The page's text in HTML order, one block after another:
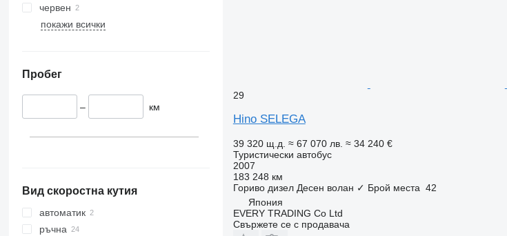
червен
покажи всички
Пробег
– км
Вид скоростна кутия
автоматик
ръчна
29
Hino SELEGA
39 320 щ.д. ≈ 67 070 лв. ≈ 34 240 €
Туристически автобус
2007
183 248 км
Гориво дизел Десен волан ✓ Брой места 42
Япония
EVERY TRADING Co Ltd
Свържете се с продавача